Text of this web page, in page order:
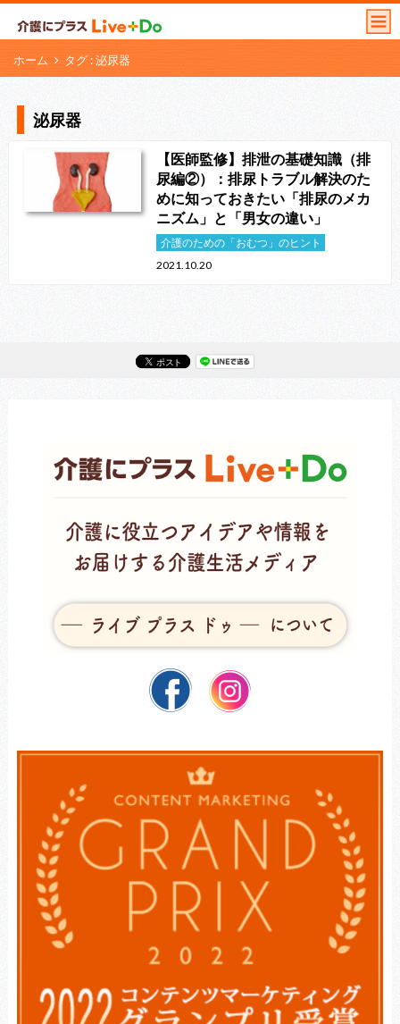
ホーム タグ : 泌尿器
泌尿器
【医師監修】排泄の基礎知識（排
尿編②）：排尿トラブル解決のた
めに知っておきたい「排尿のメカ
ニズム」と「男女の違い」
介護のための「おむつ」のヒント
2021.10.20